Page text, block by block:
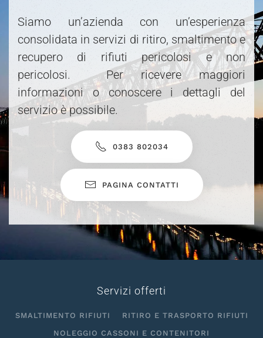
Siamo un’azienda con un’esperienza
consolidata in servizi di ritiro, smaltimento e
recupero di rifiuti pericolosi e non
pericolosi. Per ricevere maggiori
informazioni o conoscere i dettagli del
servizio è possibile.
0383 802034
PAGINA CONTATTI
Servizi offerti
SMALTIMENTO RIFIUTI
RITIRO E TRASPORTO RIFIUTI
NOLEGGIO CASSONI E CONTENITORI